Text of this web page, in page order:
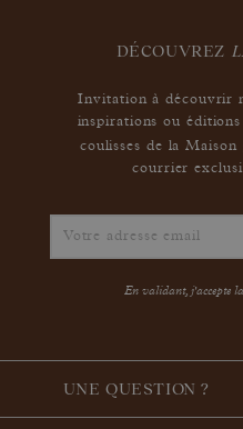
DÉCOUVREZ
Invitation à découvrir
inspirations ou
coulisses de la Maison
courrier
En validant, j'accepte la
UNE QUESTION ?